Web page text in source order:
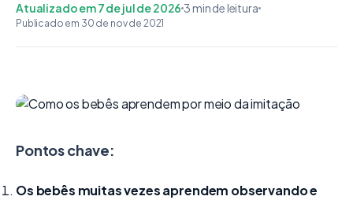
Atualizado em 7 de jul de 20263 min de leitura
Publicado em 30 de nov de 2021
Pontos chave:
Os bebês muitas vezes aprendem observando e